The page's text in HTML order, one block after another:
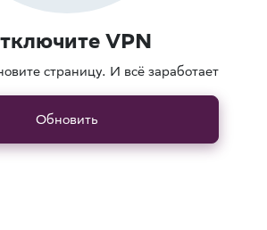
VPN
страницу. И всё заработает
Обновить